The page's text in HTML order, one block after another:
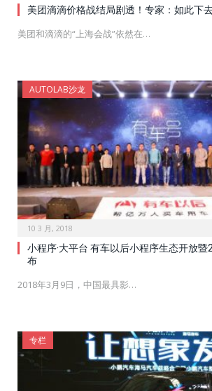
美团滴滴价格战结局剧透！专家：如此下
美团和滴滴的“上海会战”依然在…
AUTOLAB沙龙
10 3 月, 2018
小程序·大平台 有车以后小程序生态开放
布
2018年3月9日，中国最具影…
专栏